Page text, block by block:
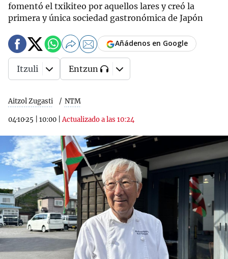
fomentó el txikiteo por aquellos lares y creó la
primera y única sociedad gastronómica de Japón
Aitzol Zugasti NTM
04·10·25 10:00 |Actualizado a las 10:24
Añádenos en Google
Itzuli Entzun